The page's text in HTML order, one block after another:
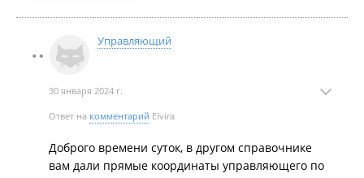
Управляющий
30 января 2024 г.
Ответ на комментарий Elvira
Доброго времени суток, в другом справочнике
вам дали прямые координаты управляющего по